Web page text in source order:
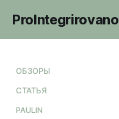
ProIntegrirovano
ОБЗОРЫ
СТАТЬЯ
PAULIN